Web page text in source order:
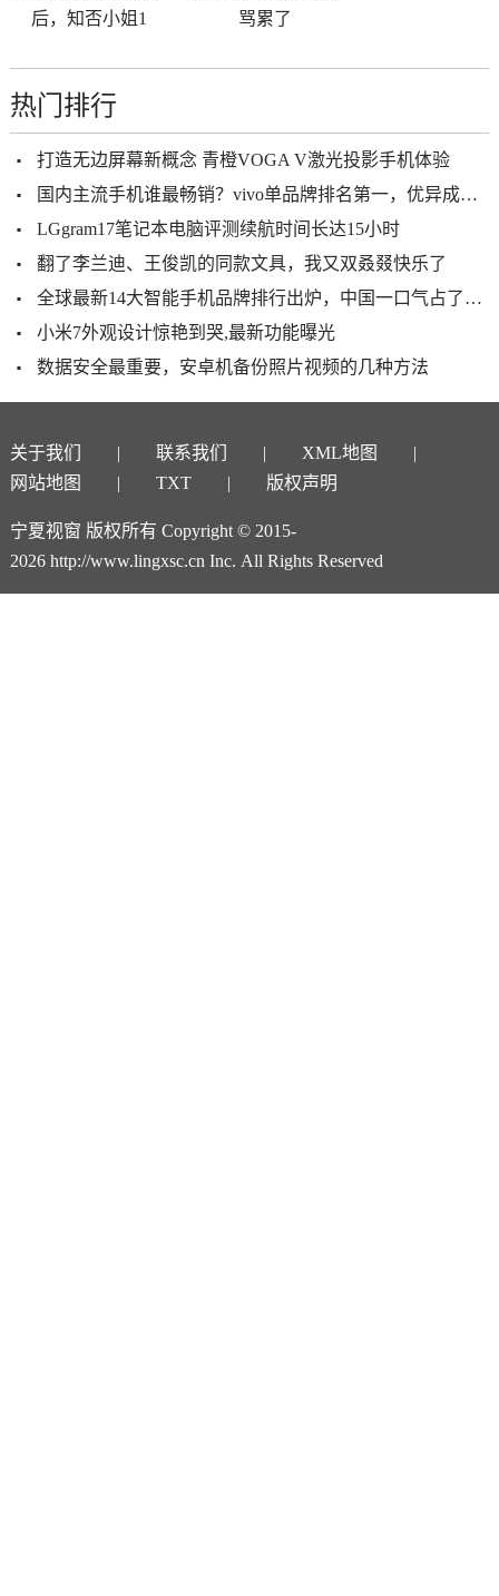
后，知否小姐1
骂累了
热门排行
打造无边屏幕新概念 青橙VOGA V激光投影手机体验
国内主流手机谁最畅销？vivo单品牌排名第一，优异成绩不是偶然
LGgram17笔记本电脑评测续航时间长达15小时
翻了李兰迪、王俊凯的同款文具，我又双叒叕快乐了
全球最新14大智能手机品牌排行出炉，中国一口气占了10个，国人为之骄傲！
小米7外观设计惊艳到哭,最新功能曝光
数据安全最重要，安卓机备份照片视频的几种方法
关于我们 联系我们
XML地图
网站地图
TXT 版权声明
宁夏视窗 版权所有 Copyright © 2015-
2026 http://www.lingxsc.cn Inc. All Rights Reserved